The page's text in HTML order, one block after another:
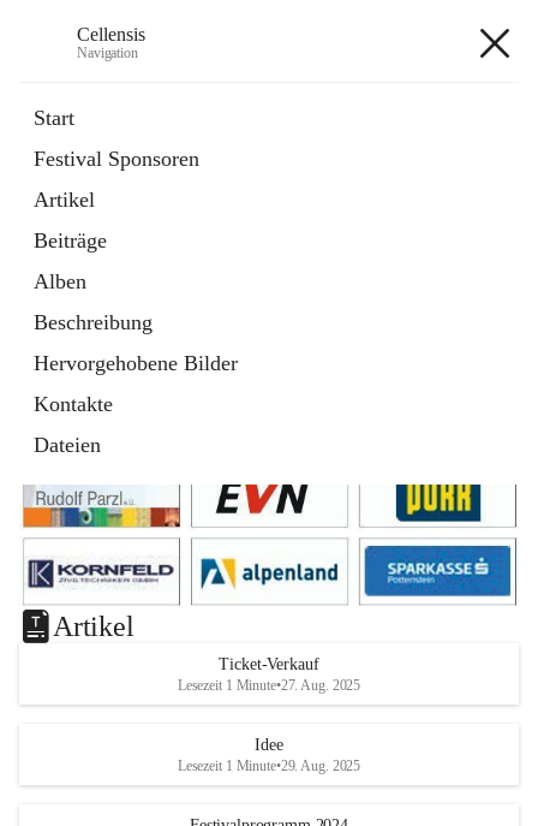
Cellensis
Navigation
Start
Festival Sponsoren
Artikel
Beiträge
Alben
Beschreibung
Hervorgehobene Bilder
Kontakte
Dateien
Festival Sponsoren
Artikel
Ticket-Verkauf
Lesezeit 1 Minute•27. Aug. 2025
Idee
Lesezeit 1 Minute•29. Aug. 2025